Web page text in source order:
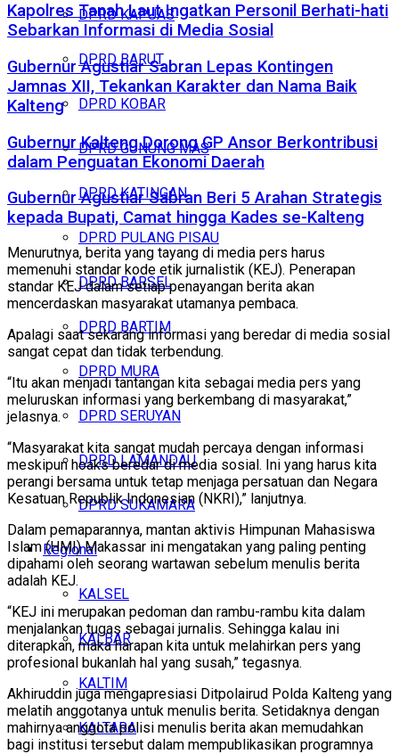
DPRD KAPUAS
DPRD BARUT
DPRD KOBAR
DPRD GUNUNG MAS
DPRD KATINGAN
DPRD PULANG PISAU
DPRD BARSEL
DPRD BARTIM
DPRD MURA
DPRD SERUYAN
DPRD LAMANDAU
DPRD SUKAMARA
Regional
KALSEL
KALBAR
KALTIM
KALTARA
Kapolres Tanah Laut Ingatkan Personil Berhati-hati
Sebarkan Informasi di Media Sosial
Gubernur Agustiar Sabran Lepas Kontingen
Jamnas XII, Tekankan Karakter dan Nama Baik
Kalteng
Gubernur Kalteng Dorong GP Ansor Berkontribusi
dalam Penguatan Ekonomi Daerah
Gubernur Agustiar Sabran Beri 5 Arahan Strategis
kepada Bupati, Camat hingga Kades se-Kalteng
Menurutnya, berita yang tayang di media pers harus
memenuhi standar kode etik jurnalistik (KEJ). Penerapan
standar KEJ dalam setiap penayangan berita akan
mencerdaskan masyarakat utamanya pembaca.
Apalagi saat sekarang informasi yang beredar di media sosial
sangat cepat dan tidak terbendung.
“Itu akan menjadi tantangan kita sebagai media pers yang
meluruskan informasi yang berkembang di masyarakat,”
jelasnya.
“Masyarakat kita sangat mudah percaya dengan informasi
meskipun hoaks beredar di media sosial. Ini yang harus kita
perangi bersama untuk tetap menjaga persatuan dan Negara
Kesatuan Republik Indonesian (NKRI),” lanjutnya.
Dalam pemaparannya, mantan aktivis Himpunan Mahasiswa
Islam (HMI) Makassar ini mengatakan yang paling penting
dipahami oleh seorang wartawan sebelum menulis berita
adalah KEJ.
“KEJ ini merupakan pedoman dan rambu-rambu kita dalam
menjalankan tugas sebagai jurnalis. Sehingga kalau ini
diterapkan, maka harapan kita untuk melahirkan pers yang
profesional bukanlah hal yang susah,” tegasnya.
Akhiruddin juga mengapresiasi Ditpolairud Polda Kalteng yang
melatih anggotanya untuk menulis berita. Setidaknya dengan
mahirnya anggota polisi menulis berita akan memudahkan
bagi institusi tersebut dalam mempublikasikan programnya